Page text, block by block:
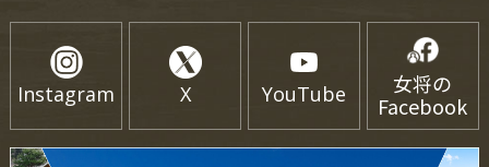
Instagram X YouTube
女将の
Facebook